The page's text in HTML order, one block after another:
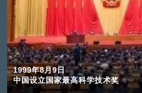
1999年8月9日
中国设立国家最高科学技术奖